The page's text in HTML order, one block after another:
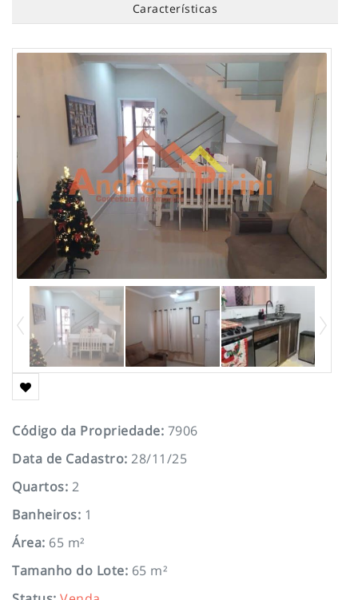
Características
Código da Propriedade: 7906
Data de Cadastro: 28/11/25
Quartos: 2
Banheiros: 1
Área: 65 m²
Tamanho do Lote: 65 m²